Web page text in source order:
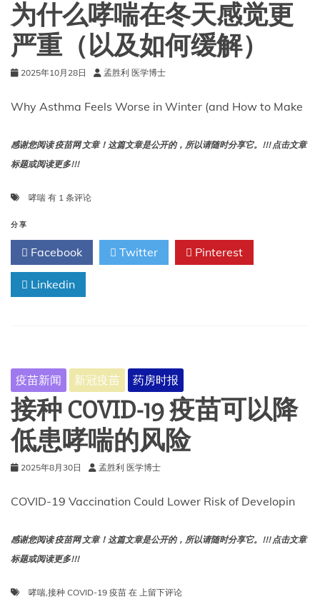
时，
发
生
哮
喘
高
为什么哮喘在冬天感觉更
严重（以及如何缓解）
2025年10月28日 孟胜利 医学博士
Why Asthma Feels Worse in Winter (and How to Make
感谢您阅读 疫苗网 文章！这篇文章是公开的，所以请随时分享它。!!! 点击文章
标题或阅读更多!!!
哮喘 为
哮
喘
在
冬
天
重
（以
及
如
何
缓
解）
有 1 条评论
分享
Facebook Twitter Pinterest
Linkedin
疫苗新闻 新冠疫苗 药房时报
接种 COVID-19 疫苗可以降
低患哮喘的风险
2025年8月30日 孟胜利 医学博士
COVID-19 Vaccination Could Lower Risk of Developin
感谢您阅读 疫苗网 文章！这篇文章是公开的，所以请随时分享它。!!! 点击文章
标题或阅读更多!!!
哮喘,接种 COVID-19 疫苗 在 接
上留下评论